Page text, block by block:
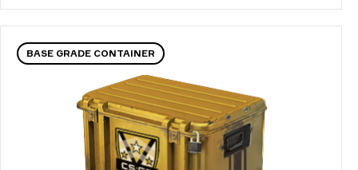
BASE GRADE CONTAINER